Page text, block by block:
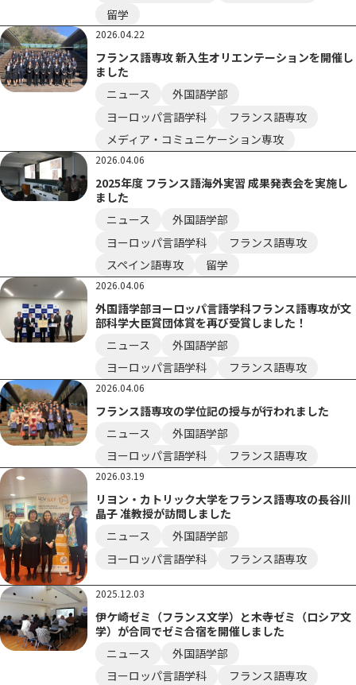
留学
2026.04.22
フランス語専攻 新入生オリエンテーションを開催し
ました
ニュース
外国語学部
ヨーロッパ言語学科
フランス語専攻
メディア・コミュニケーション専攻
2026.04.06
2025年度 フランス語海外実習 成果発表会を実施し
ました
ニュース
外国語学部
ヨーロッパ言語学科
フランス語専攻
スペイン語専攻
留学
2026.04.06
外国語学部ヨーロッパ言語学科フランス語専攻が文
部科学大臣賞団体賞を再び受賞しました！
ニュース
外国語学部
ヨーロッパ言語学科
フランス語専攻
2026.04.06
フランス語専攻の学位記の授与が行われました
ニュース
外国語学部
ヨーロッパ言語学科
フランス語専攻
2026.03.19
リヨン・カトリック大学をフランス語専攻の長谷川
晶子 准教授が訪問しました
ニュース
外国語学部
ヨーロッパ言語学科
フランス語専攻
2025.12.03
伊ケ崎ゼミ（フランス文学）と木寺ゼミ（ロシア文
学）が合同でゼミ合宿を開催しました
ニュース
外国語学部
ヨーロッパ言語学科
フランス語専攻